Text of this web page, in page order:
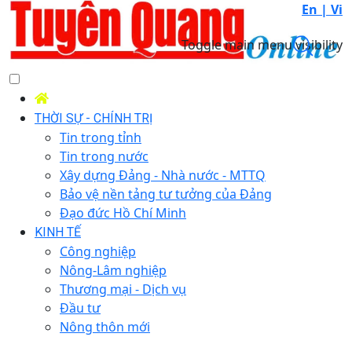
En | Vi
Toggle main menu visibility
THỜI SỰ - CHÍNH TRỊ
Tin trong tỉnh
Tin trong nước
Xây dựng Đảng - Nhà nước - MTTQ
Bảo vệ nền tảng tư tưởng của Đảng
Đạo đức Hồ Chí Minh
KINH TẾ
Công nghiệp
Nông-Lâm nghiệp
Thương mại - Dịch vụ
Đầu tư
Nông thôn mới